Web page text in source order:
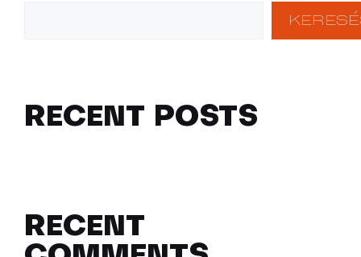
RECENT POSTS
RECENT